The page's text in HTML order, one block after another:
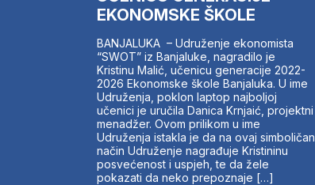
IZ STRANIH MEDIJA
AKTIVNOSTI
SWOT INTERVJU
UČLANI SE
KONTAKT
EKONOMSKE ŠKOLE
BANJALUKA – Udruženje ekonomista
“SWOT” iz Banjaluke, nagradilo je
Kristinu Malić, učenicu generacije 2022-
2026 Ekonomske škole Banjaluka. U ime
Udruženja, poklon laptop najboljoj
učenici je uručila Danica Krnjaić, projektni
menadžer. Ovom prilikom u ime
Udruženja istakla je da na ovaj simboličan
način Udruženje nagrađuje Kristininu
posvećenost i uspjeh, te da žele
pokazati da neko prepoznaje […]